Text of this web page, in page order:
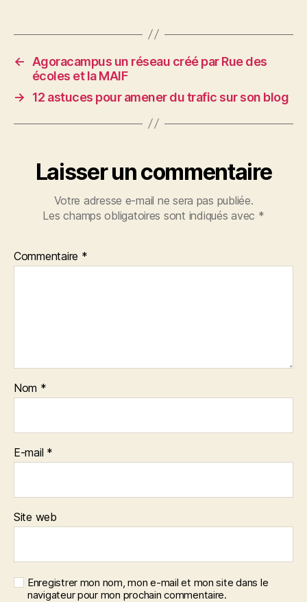
←
Agoracampus un réseau créé par Rue des
écoles et la MAIF
→
12 astuces pour amener du trafic sur son blog
Laisser un commentaire
Votre adresse e-mail ne sera pas publiée.
Les champs obligatoires sont indiqués avec *
Commentaire *
Nom *
E-mail *
Site web
Enregistrer mon nom, mon e-mail et mon site dans le
navigateur pour mon prochain commentaire.